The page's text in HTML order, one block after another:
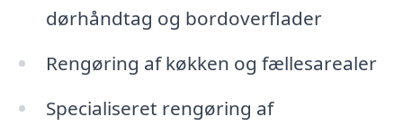
dørhåndtag og bordoverflader
Rengøring af køkken og fællesarealer
Specialiseret rengøring af